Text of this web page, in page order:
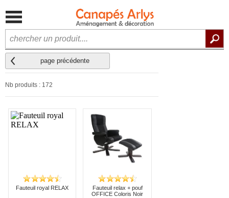
page précédente
Nb produits : 172
Fauteuil royal RELAX
Fauteuil relax + pouf
OFFICE Coloris Noir